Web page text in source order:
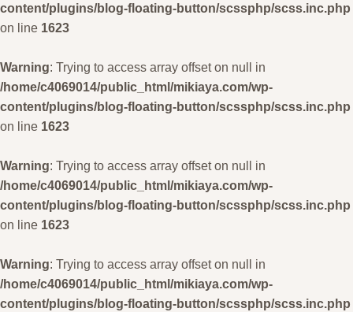
content/plugins/blog-floating-button/scssphp/scss.inc.php
on line 1623
Warning: Trying to access array offset on null in
/home/c4069014/public_html/mikiaya.com/wp-
content/plugins/blog-floating-button/scssphp/scss.inc.php
on line 1623
Warning: Trying to access array offset on null in
/home/c4069014/public_html/mikiaya.com/wp-
content/plugins/blog-floating-button/scssphp/scss.inc.php
on line 1623
Warning: Trying to access array offset on null in
/home/c4069014/public_html/mikiaya.com/wp-
content/plugins/blog-floating-button/scssphp/scss.inc.php